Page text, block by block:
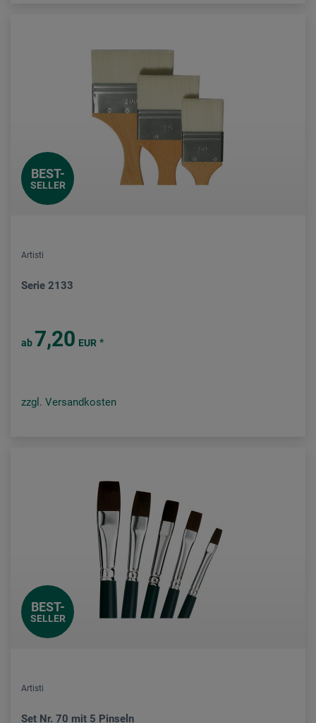
BEST-
SELLER
Artisti
Serie 2133
ab 7,20 EUR *
zzgl. Versandkosten
BEST-
SELLER
Artisti
Set Nr. 70 mit 5 Pinseln